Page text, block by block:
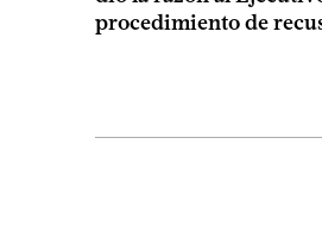
procedimiento de